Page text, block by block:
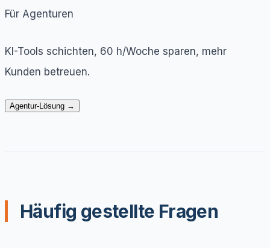
Für Agenturen
KI-Tools schichten, 60 h/Woche sparen, mehr
Kunden betreuen.
Agentur-Lösung →
Häufig gestellte Fragen